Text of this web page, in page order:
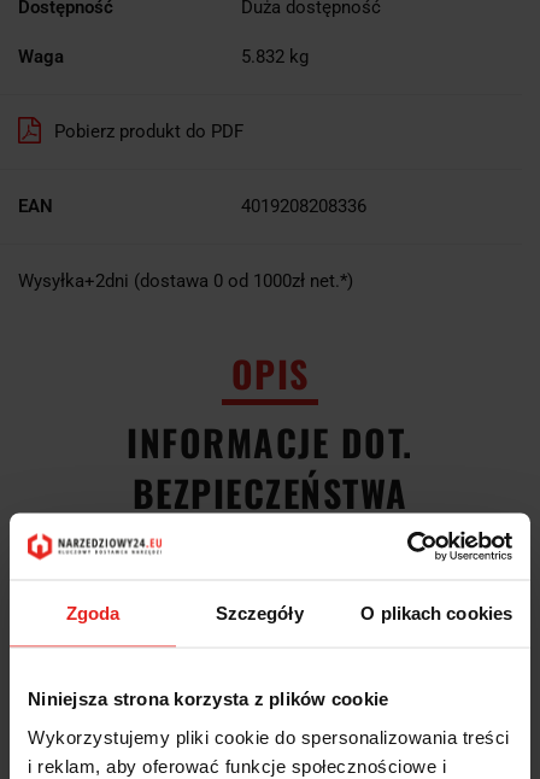
Zgoda Szczegóły O plikach cookies
Niniejsza strona korzysta z plików cookie
Wykorzystujemy pliki cookie do spersonalizowania treści
i reklam, aby oferować funkcje społecznościowe i
Dostępność Duża dostępność
Waga 5.832 kg
Pobierz produkt do PDF
EAN 4019208208336
Wysyłka+2dni (dostawa 0 od 1000zł net.*)
OPIS
INFORMACJE DOT.
BEZPIECZEŃSTWA
OPINIE I OCENY (0)
korpus i szczęki ze stopowej stali narzędziowej
szczęka stała jest gładka, szczęka ruchoma z pryzmą poziomą
mocowanie i zwalnianie za pomocą gwintowanego wrzeciona